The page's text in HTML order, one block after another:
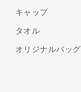
キャップ
タオル
オリジナルバッグ